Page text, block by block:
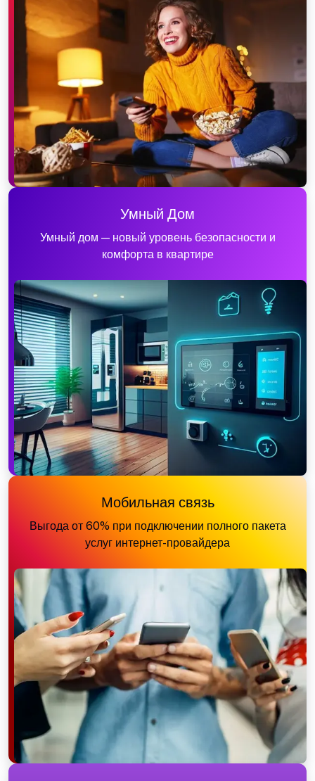
Умный Дом
Умный дом — новый уровень безопасности и
комфорта в квартире
Мобильная связь
Выгода от 60% при подключении полного пакета
услуг интернет-провайдера